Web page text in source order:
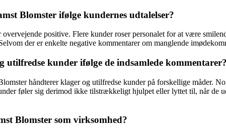
Blomster ifølge kundernes udtalelser?
positive. Flere kunder roser personalet for at være
der er enkelte negative kommentarer om manglende
kunder ifølge de indsamlede kommentarer?
håndterer klager og utilfredse kunder på forskellige måder.
føler sig derimod ikke tilstrækkeligt hjulpet eller lyttet til, når de
Blomster som virksomhed?